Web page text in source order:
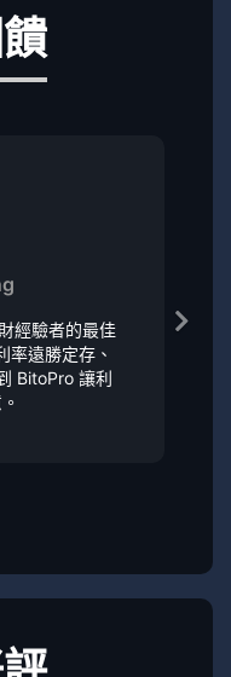
經驗者的最佳
率遠勝定存、
BitoPro 讓利